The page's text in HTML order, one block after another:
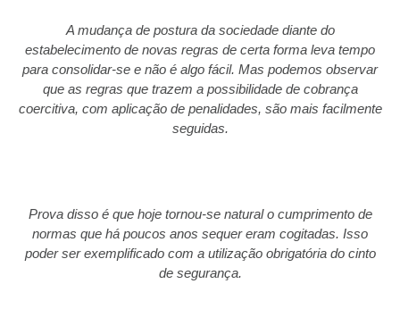
A mudança de postura da sociedade diante do
estabelecimento de novas regras de certa forma leva tempo
para consolidar-se e não é algo fácil. Mas podemos observar
que as regras que trazem a possibilidade de cobrança
coercitiva, com aplicação de penalidades, são mais facilmente
seguidas.
Prova disso é que hoje tornou-se natural o cumprimento de
normas que há poucos anos sequer eram cogitadas. Isso
poder ser exemplificado com a utilização obrigatória do cinto
de segurança.